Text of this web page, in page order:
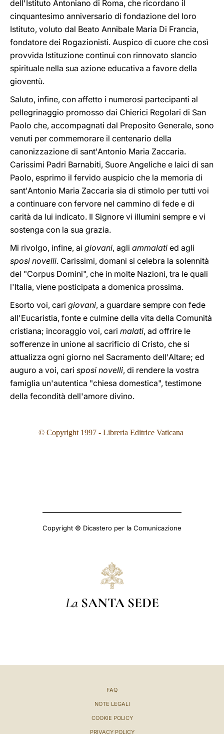
dell'Istituto Antoniano di Roma, che ricordano il
cinquantesimo anniversario di fondazione del loro
Istituto, voluto dal Beato Annibale Maria Di Francia,
fondatore dei Rogazionisti. Auspico di cuore che così
provvida Istituzione continui con rinnovato slancio
spirituale nella sua azione educativa a favore della
gioventù.
Saluto, infine, con affetto i numerosi partecipanti al
pellegrinaggio promosso dai Chierici Regolari di San
Paolo che, accompagnati dal Preposito Generale, sono
venuti per commemorare il centenario della
canonizzazione di sant'Antonio Maria Zaccaria.
Carissimi Padri Barnabiti, Suore Angeliche e laici di san
Paolo, esprimo il fervido auspicio che la memoria di
sant'Antonio Maria Zaccaria sia di stimolo per tutti voi
a continuare con fervore nel cammino di fede e di
carità da lui indicato. Il Signore vi illumini sempre e vi
sostenga con la sua grazia.
Mi rivolgo, infine, ai giovani, agli ammalati ed agli
sposi novelli. Carissimi, domani si celebra la solennità
del "Corpus Domini", che in molte Nazioni, tra le quali
l'Italia, viene posticipata a domenica prossima.
Esorto voi, cari giovani, a guardare sempre con fede
all'Eucaristia, fonte e culmine della vita della Comunità
cristiana; incoraggio voi, cari malati, ad offrire le
sofferenze in unione al sacrificio di Cristo, che si
attualizza ogni giorno nel Sacramento dell'Altare; ed
auguro a voi, cari sposi novelli, di rendere la vostra
famiglia un'autentica "chiesa domestica", testimone
della fecondità dell'amore divino.
© Copyright 1997 - Libreria Editrice Vaticana
Copyright © Dicastero per la Comunicazione
La SANTA SEDE
FAQ
NOTE LEGALI
COOKIE POLICY
PRIVACY POLICY